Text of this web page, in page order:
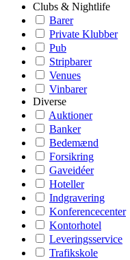
Clubs & Nightlife
Barer
Private Klubber
Pub
Stripbarer
Venues
Vinbarer
Diverse
Auktioner
Banker
Bedemænd
Forsikring
Gaveidéer
Hoteller
Indgravering
Konferencecenter
Kontorhotel
Leveringsservice
Trafikskole